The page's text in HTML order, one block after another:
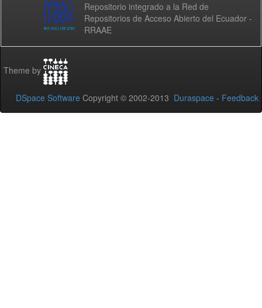
Repositorio integrado a la Red de
Repositorios de Acceso Abierto del Ecuador -
RRAAE
Theme by
DSpace Software Copyright © 2002-2013 Duraspace - Feedback